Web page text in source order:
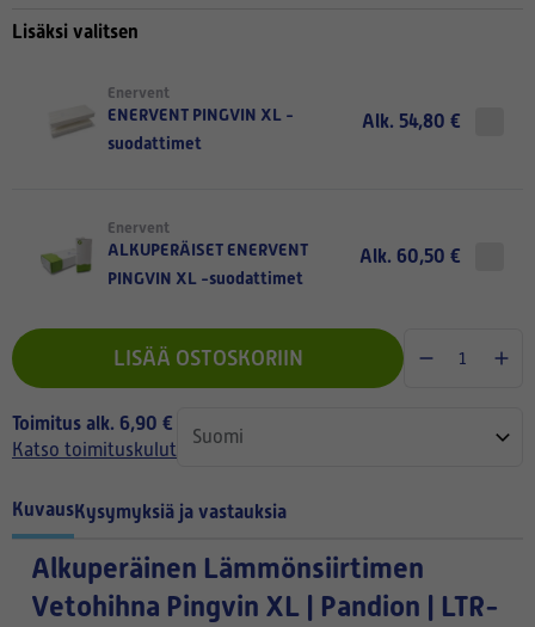
Lisäksi valitsen
Enervent
ENERVENT PINGVIN XL -
suodattimet
Alk. 54,80 €
Enervent
ALKUPERÄISET ENERVENT
PINGVIN XL -suodattimet
Alk. 60,50 €
LISÄÄ OSTOSKORIIN
Toimitus alk. 6,90 €
Katso toimituskulut
KuvausKysymyksiä ja vastauksia
Alkuperäinen Lämmönsiirtimen
Vetohihna Pingvin XL | Pandion | LTR-